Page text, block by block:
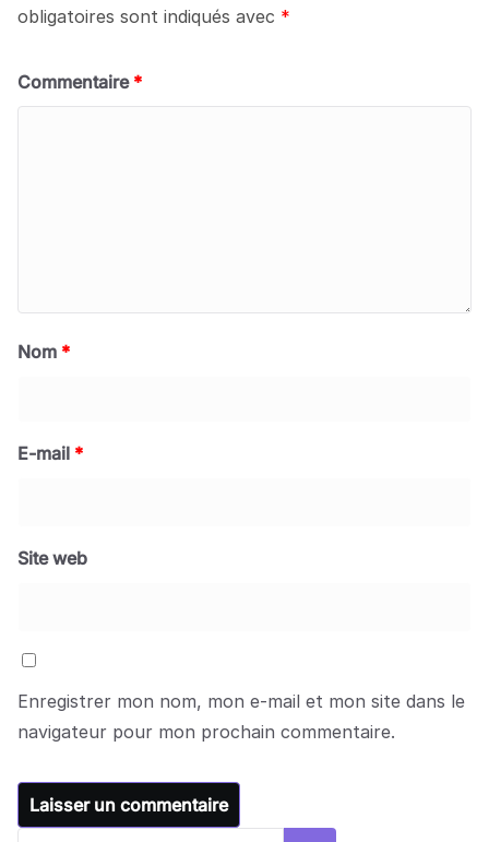
obligatoires sont indiqués avec *
Commentaire *
Nom *
E-mail *
Site web
Enregistrer mon nom, mon e-mail et mon site dans le
navigateur pour mon prochain commentaire.